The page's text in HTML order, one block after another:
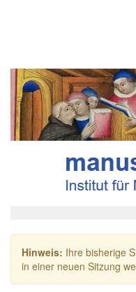
Hinweis: Ihre bisherige
in einer neuen Sitzung